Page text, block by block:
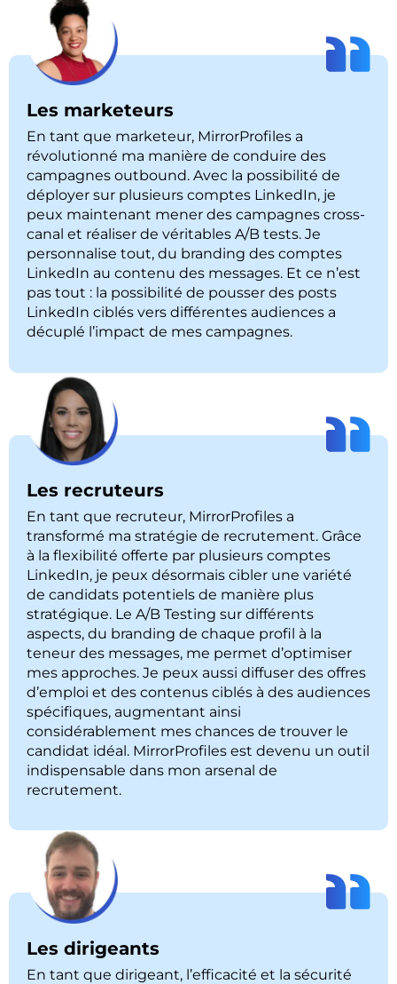
Les marketeurs
En tant que marketeur, MirrorProfiles a
révolutionné ma manière de conduire des
campagnes outbound. Avec la possibilité de
déployer sur plusieurs comptes LinkedIn, je
peux maintenant mener des campagnes cross-
canal et réaliser de véritables A/B tests. Je
personnalise tout, du branding des comptes
LinkedIn au contenu des messages. Et ce n’est
pas tout : la possibilité de pousser des posts
LinkedIn ciblés vers différentes audiences a
décuplé l’impact de mes campagnes.
Les recruteurs
En tant que recruteur, MirrorProfiles a
transformé ma stratégie de recrutement. Grâce
à la flexibilité offerte par plusieurs comptes
LinkedIn, je peux désormais cibler une variété
de candidats potentiels de manière plus
stratégique. Le A/B Testing sur différents
aspects, du branding de chaque profil à la
teneur des messages, me permet d’optimiser
mes approches. Je peux aussi diffuser des offres
d’emploi et des contenus ciblés à des audiences
spécifiques, augmentant ainsi
considérablement mes chances de trouver le
candidat idéal. MirrorProfiles est devenu un outil
indispensable dans mon arsenal de
recrutement.
Les dirigeants
En tant que dirigeant, l’efficacité et la sécurité